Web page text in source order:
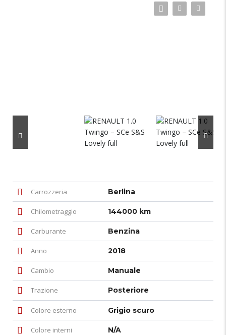
Carrozzeria Berlina
Chilometraggio 144000 km
Carburante Benzina
Anno 2018
Cambio Manuale
Trazione Posteriore
Colore esterno Grigio scuro
Colore interni N/A